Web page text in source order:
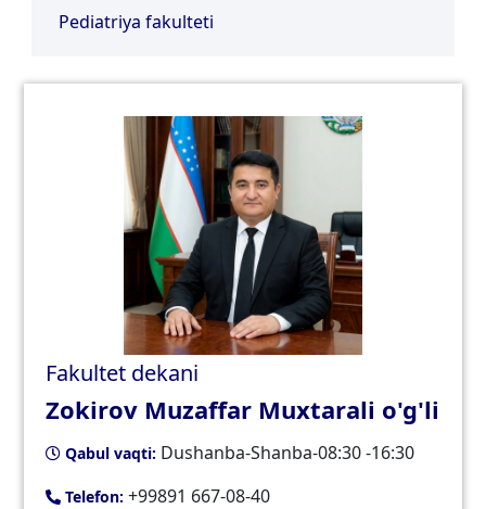
Pediatriya fakulteti
Fakultet dekani
Zokirov Muzaffar Muxtarali o'g'li
Qabul vaqti: Dushanba-Shanba-08:30 -16:30
Telefon: +99891 667-08-40